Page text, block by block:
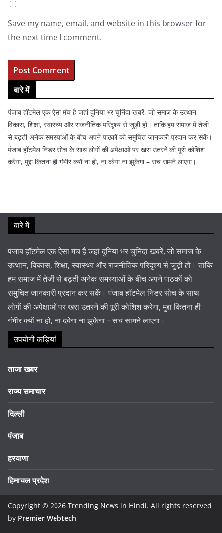
Save my name, email, and website in this browser for
the next time I comment.
बारे में
पंजाब हॉटमेल एक ऐसा मंच है जहां दुनिया भर चुनिंदा खबरें, जो समाज के उत्थान,
विकास, शिक्षा, स्वास्थ्य और राजनीतिक परिदृश्य से जुड़ी हों। ताकि हम समाज में तेजी
से बढ़ती अनेक समस्याओं के बीच अपने पाठकों को समुचित जानकारी प्रदान कर सकें।
पंजाब हॉटमेल निडर सोच के साथ लोगों की अपेक्षाओं पर खरा उतरने की पूरी कोशिश
करेगा, मुद्दा कितना ही गंभीर क्यों ना हो, ना दबेगा ना झुकेगा – सच सामने लाएगा।
बारे में
पंजाब हॉटमेल एक ऐसा मंच है जहां दुनिया भर चुनिंदा खबरें, जो समाज के
उत्थान, विकास, शिक्षा, स्वास्थ्य और राजनीतिक परिदृश्य से जुड़ी हों। ताकि
हम समाज में तेजी से बढ़ती अनेक समस्याओं के बीच अपने पाठकों को
समुचित जानकारी प्रदान कर सकें। पंजाब हॉटमेल निडर सोच के साथ
लोगों की अपेक्षाओं पर खरा उतरने की पूरी कोशिश करेगा, मुद्दा कितना ही
गंभीर क्यों ना हो, ना दबेगा ना झुकेगा – सच सामने लाएगा।
उपयोगी कड़ियां
ताजा खबर
राज्य समाचार
दिल्ली
पंजाब
हरयाणा
हिमाचल प्रदेश
Copyright © 2026 Trending News in Hindi. All rights reserved
by Premier Webtech